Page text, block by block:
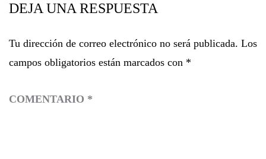
DEJA UNA RESPUESTA
Tu dirección de correo electrónico no será publicada. Los
campos obligatorios están marcados con *
COMENTARIO *